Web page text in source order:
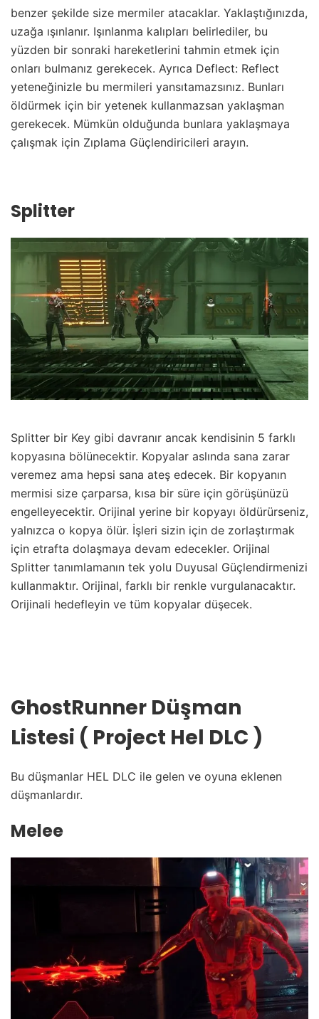
benzer şekilde size mermiler atacaklar. Yaklaştığınızda,
uzağa ışınlanır. Işınlanma kalıpları belirlediler, bu
yüzden bir sonraki hareketlerini tahmin etmek için
onları bulmanız gerekecek. Ayrıca Deflect: Reflect
yeteneğinizle bu mermileri yansıtamazsınız. Bunları
öldürmek için bir yetenek kullanmazsan yaklaşman
gerekecek. Mümkün olduğunda bunlara yaklaşmaya
çalışmak için Zıplama Güçlendiricileri arayın.
Splitter
Splitter bir Key gibi davranır ancak kendisinin 5 farklı
kopyasına bölünecektir. Kopyalar aslında sana zarar
veremez ama hepsi sana ateş edecek. Bir kopyanın
mermisi size çarparsa, kısa bir süre için görüşünüzü
engelleyecektir. Orijinal yerine bir kopyayı öldürürseniz,
yalnızca o kopya ölür. İşleri sizin için de zorlaştırmak
için etrafta dolaşmaya devam edecekler. Orijinal
Splitter tanımlamanın tek yolu Duyusal Güçlendirmenizi
kullanmaktır. Orijinal, farklı bir renkle vurgulanacaktır.
Orijinali hedefleyin ve tüm kopyalar düşecek.
GhostRunner Düşman
Listesi ( Project Hel DLC )
Bu düşmanlar HEL DLC ile gelen ve oyuna eklenen
düşmanlardır.
Melee